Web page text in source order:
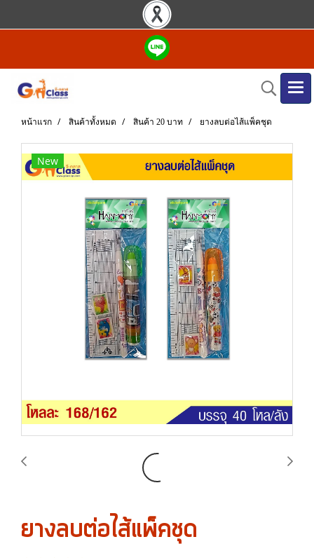
หน้าแรก สินค้าทั้งหมด สินค้า 20 บาท ยางลบต่อไส้แพ็คชุด
New
ยางลบต่อไส้แพ็คชุด